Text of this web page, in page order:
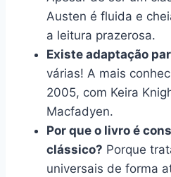
Austen é fluida e
a leitura prazerosa.
Existe adaptação
várias! A mais
2005, com Keira
Macfadyen.
Por que o livro é
clássico? Porque
universais de forma